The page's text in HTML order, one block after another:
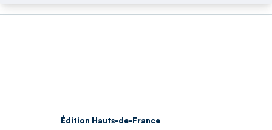
Édition Hauts-de-France